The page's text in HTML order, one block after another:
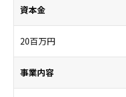
資本金
20百万円
事業内容